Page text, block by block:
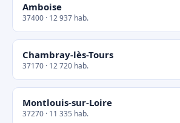
Amboise
37400 · 12 937 hab.
Chambray-lès-Tours
37170 · 12 720 hab.
Montlouis-sur-Loire
37270 · 11 335 hab.